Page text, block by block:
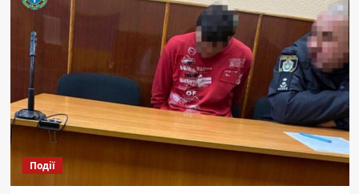
черкащанки
40000
євро,
вона
після
загибелі
чоловіка-
Події